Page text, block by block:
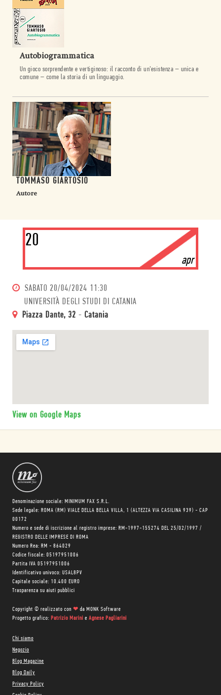
Autobiogrammatica
Un gioco sorprendente e vertiginoso: il racconto di un’esistenza – unica e
comune – come la storia di un linguaggio.
TOMMASO GIARTOSIO
Autore
20
apr
SABATO 20/04/2024 11:30
UNIVERSITÀ DEGLI STUDI DI CATANIA
Piazza Dante, 32 - Catania
View on Google Maps
Denominazione sociale: MINIMUM FAX S.R.L.
Sede legale: ROMA (RM) VIALE DELLA BELLA VILLA, 1 (ALTEZZA VIA CASILINA 939) - CAP
00172
Numero e sede di iscrizione al registro imprese: RM-1997-155274 DEL 25/02/1997 /
REGISTRO DELLE IMPRESE DI ROMA
Numero Rea: RM - 864029
Codice fiscale: 05197951006
Partita IVA 05197951006
Identificativo univoco: USAL8PV
Capitale sociale: 10.400 EURO
Trasparenza su aiuti pubblici
Copyright © realizzato con ❤ da MONK Software
Progetto grafico: Patrizio Marini e Agnese Pagliarini
Chi siamo
Negozio
Blog Magazine
Blog Daily
Privacy Policy